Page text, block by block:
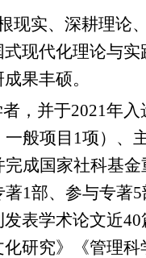
现实、深耕理论
现代化理论与
果丰硕。
，并于2021年
般项目1项）、
成国家社科基
1部、参与专著
表学术论文近
研究》《管理